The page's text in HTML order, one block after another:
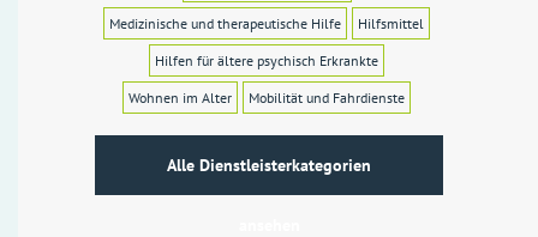
Medizinische und therapeutische Hilfe Hilfsmittel
Hilfen für ältere psychisch Erkrankte
Wohnen im Alter Mobilität und Fahrdienste
Alle Dienstleisterkategorien